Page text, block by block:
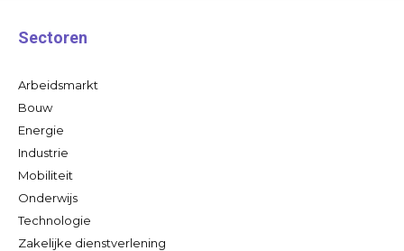
Sectoren
Arbeidsmarkt
Bouw
Energie
Industrie
Mobiliteit
Onderwijs
Technologie
Zakelijke dienstverlening